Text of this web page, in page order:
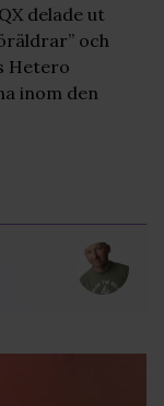
delade ut
och
Hetero
inom den